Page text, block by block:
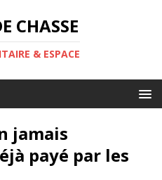
CHASSE
& ESPACE
jamais
payé par les